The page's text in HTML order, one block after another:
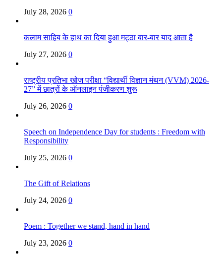
July 28, 2026 0
कलाम साहिब के हाथ का दिया हुआ मट्ठा बार-बार याद आता है
July 27, 2026 0
राष्ट्रीय प्रतिभा खोज परीक्षा “विद्यार्थी विज्ञान मंथन (VVM) 2026-
27” में छात्रों के ऑनलाइन पंजीकरण शुरू
July 26, 2026 0
Speech on Independence Day for students : Freedom with
Responsibility
July 25, 2026 0
The Gift of Relations
July 24, 2026 0
Poem : Together we stand, hand in hand
July 23, 2026 0